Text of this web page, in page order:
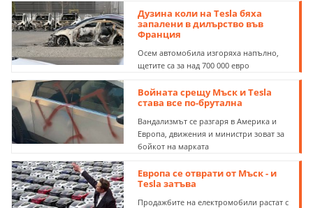
Дузина коли на Tesla бяха
запалени в дилърство във
Франция
Осем автомобила изгоряха напълно,
щетите са за над 700 000 евро
Войната срещу Мъск и Tesla
става все по-брутална
Вандализмът се разгаря в Америка и
Европа, движения и министри зоват за
бойкот на марката
Европа се отврати от Мъск - и
Tesla затъва
Продажбите на електромобили растат с